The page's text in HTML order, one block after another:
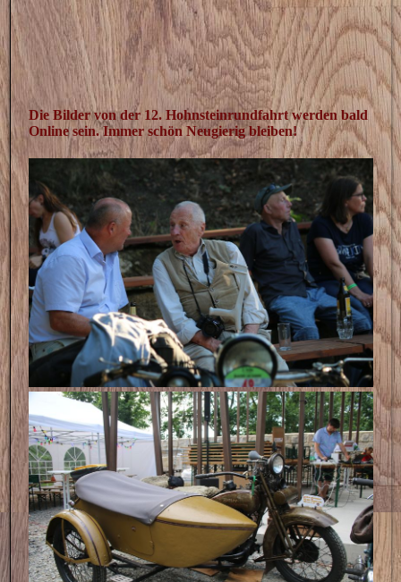
Die Bilder von der 12. Hohnsteinrundfahrt werden bald
Online sein. Immer schön Neugierig bleiben!